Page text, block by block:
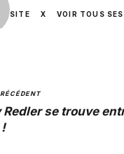
SITE X VOIR TOUS
Redler se trouve